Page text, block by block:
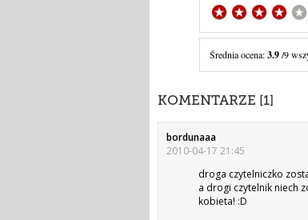
Średnia ocena:3.9/9
KOMENTARZE [1]
bordunaaa
2010-04-17 21:45
droga czytelniczko
a drogi czytelnik niech
kobieta! :D